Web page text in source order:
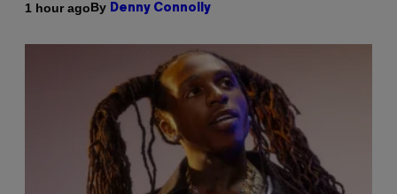
1 hour agoBy Denny Connolly